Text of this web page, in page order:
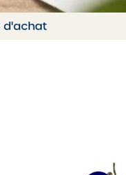
d'achat